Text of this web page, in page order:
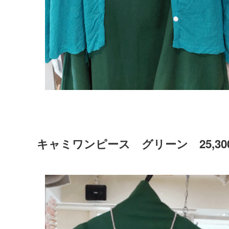
キャミワンピース グリーン